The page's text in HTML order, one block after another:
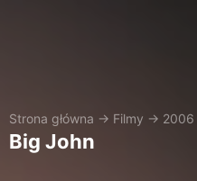
Strona główna → Filmy → 2006
Big John